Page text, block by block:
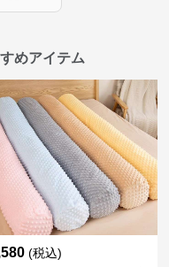
めアイテム
(税込)